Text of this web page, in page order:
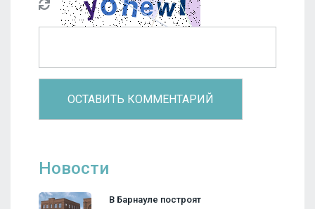
Новости
В Барнауле построят